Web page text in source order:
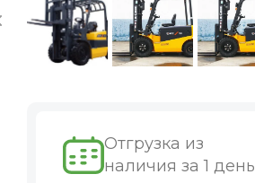
Отгрузка из
наличия за 1 день